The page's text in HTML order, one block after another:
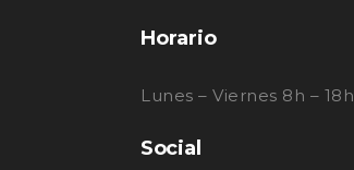
Horario
Lunes – Viernes 8h – 18h
Social